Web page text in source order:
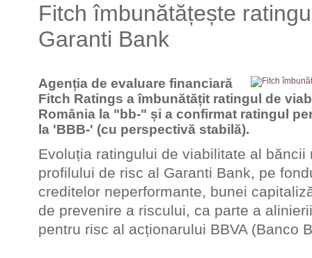
Fitch îmbunătățește
Garanti Bank
Agenția de evaluare financiară
Fitch Ratings a îmbunătățit ratingul de
România la "bb-" și a confirmat ratingul
la 'BBB-' (cu perspectivă stabilă).
Evoluția ratingului de viabilitate al
profilului de risc al Garanti Bank, pe
creditelor neperformante, bunei
de prevenire a riscului, ca parte a
pentru risc al acționarului BBVA (Banco